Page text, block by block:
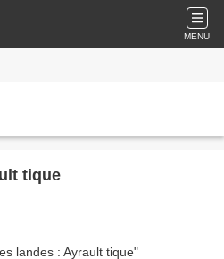
MENU
tique